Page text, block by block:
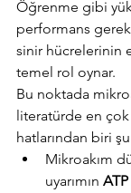
Öğrenme gibi
performans
sinir hücrelerinin
temel rol oynar.
Bu noktada
literatürde en
hatlarından biri
Mikroakım
uyarımın